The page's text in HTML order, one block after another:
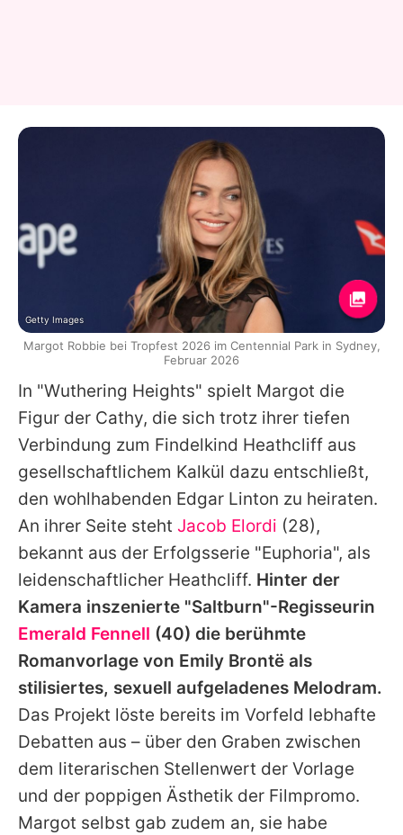
In "Wuthering Heights" spielt Margot die
Figur der Cathy, die sich trotz ihrer tiefen
Verbindung zum Findelkind Heathcliff aus
gesellschaftlichem Kalkül dazu entschließt,
den wohlhabenden Edgar Linton zu heiraten.
An ihrer Seite steht Jacob Elordi (28),
bekannt aus der Erfolgsserie "Euphoria", als
leidenschaftlicher Heathcliff. Hinter der
Kamera inszenierte "Saltburn"-Regisseurin
Emerald Fennell (40) die berühmte
Romanvorlage von Emily Brontë als
stilisiertes, sexuell aufgeladenes Melodram.
Das Projekt löste bereits im Vorfeld lebhafte
Debatten aus – über den Graben zwischen
dem literarischen Stellenwert der Vorlage
und der poppigen Ästhetik der Filmpromo.
Margot selbst gab zudem an, sie habe
Getty Images
Margot Robbie bei Tropfest 2026 im Centennial Park in Sydney,
Februar 2026